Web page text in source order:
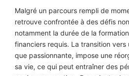
Malgré un parcours rempli de
retrouve confrontée à des défis
notamment la durée de la
financiers requis. La transition vers
que passionnante, impose une
sa vie, ce qui peut entraîner des